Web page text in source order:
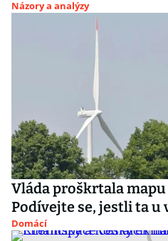
Názory a analýzy
Vláda proškrtala
Podívejte se, jestli ta u
Domácí